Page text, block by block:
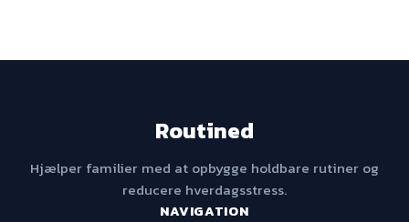
Routined
Hjælper familier med at opbygge holdbare rutiner og
reducere hverdagsstress.
NAVIGATION